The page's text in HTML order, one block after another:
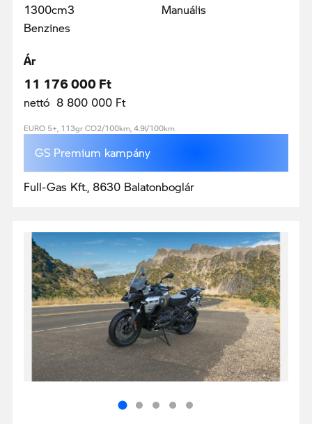
1300cm3
Benzines
Manuális
Ár
11 176 000 Ft
nettó 8 800 000 Ft
EURO 5+, 113gr CO2/100km, 4.9l/100km
GS Premium kampány
Full-Gas Kft., 8630 Balatonboglár